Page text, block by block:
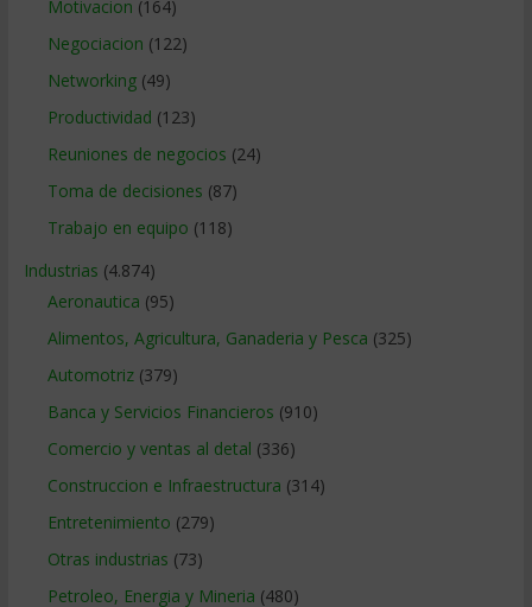
Motivacion (164)
Negociacion (122)
Networking(49)
Productividad (123)
Reuniones de negocios (24)
Toma de decisiones (87)
Trabajo en equipo (118)
Industrias (4.874)
Aeronautica (95)
Alimentos, Agricultura, Ganaderia y Pesca (325)
Automotriz(379)
Banca y Servicios Financieros (910)
Comercio y ventas al detal (336)
Construccion e Infraestructura (314)
Entretenimiento (279)
Otras industrias (73)
Petroleo, Energia y Mineria (480)